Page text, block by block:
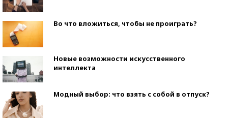
Во что вложиться, чтобы не проиграть?
Новые возможности искусственного
интеллекта
Модный выбор: что взять с собой в отпуск?